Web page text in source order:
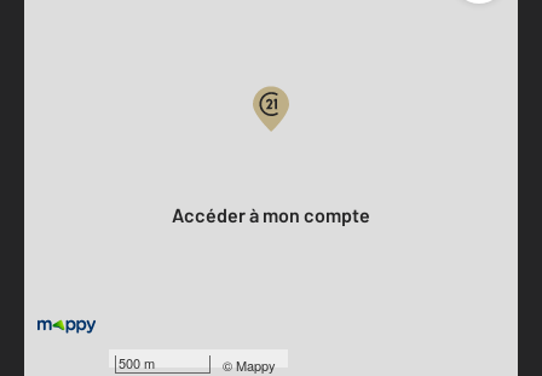
500 m ©Mappy
Accéder à mon compte